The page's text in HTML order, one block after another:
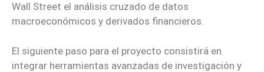
Wall Street el análisis cruzado de datos
macroeconómicos y derivados financieros.
El siguiente paso para el proyecto consistirá en
integrar herramientas avanzadas de investigación y